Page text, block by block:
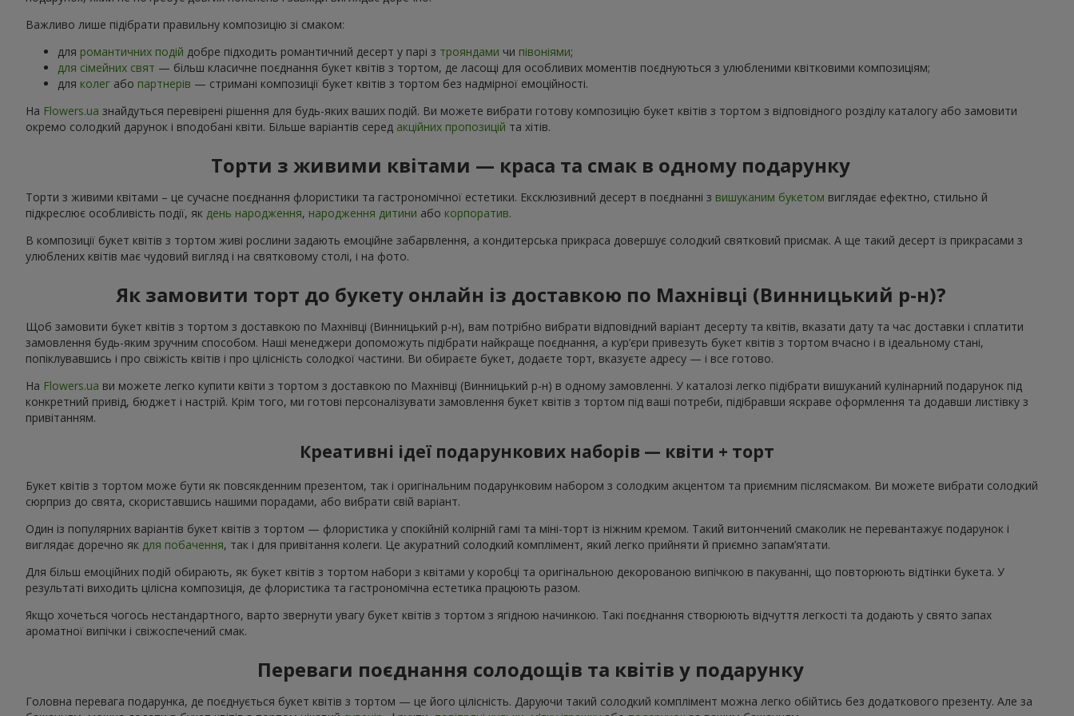
Важливо лише підібрати правильну композицію зі смаком:
для романтичних подій добре підходить романтичний десерт у парі з трояндами чи півоніями;
для сімейних свят — більш класичне поєднання букет квітів з тортом, де ласощі для особливих моментів поєднуються з улюбленими квітковими композиціям;
для колег або партнерів — стримані композиції букет квітів з тортом без надмірної емоційності.
На Flowers.ua знайдуться перевірені рішення для будь-яких ваших подій. Ви можете вибрати готову композицію букет квітів з тортом з відповідного розділу каталогу або замовити
окремо солодкий дарунок і вподобані квіти. Більше варіантів серед акційних пропозицій та хітів.
Торти з живими квітами — краса та смак в одному подарунку
Торти з живими квітами – це сучасне поєднання флористики та гастрономічної естетики. Ексклюзивний десерт в поєднанні з вишуканим букетом виглядає ефектно, стильно й
підкреслює особливість події, як день народження, народження дитини або корпоратив.
В композиції букет квітів з тортом живі рослини задають емоційне забарвлення, а кондитерська прикраса довершує солодкий святковий присмак. А ще такий десерт із прикрасами з
улюблених квітів має чудовий вигляд і на святковому столі, і на фото.
Як замовити торт до букету онлайн із доставкою по Махнівці (Винницький р-н)?
Щоб замовити букет квітів з тортом з доставкою по Махнівці (Винницький р-н), вам потрібно вибрати відповідний варіант десерту та квітів, вказати дату та час доставки і сплатити
замовлення будь-яким зручним способом. Наші менеджери допоможуть підібрати найкраще поєднання, а кур’єри привезуть букет квітів з тортом вчасно і в ідеальному стані,
попіклувавшись і про свіжість квітів і про цілісність солодкої частини. Ви обираєте букет, додаєте торт, вказуєте адресу — і все готово.
На Flowers.ua ви можете легко купити квіти з тортом з доставкою по Махнівці (Винницький р-н) в одному замовленні. У каталозі легко підібрати вишуканий кулінарний подарунок під
конкретний привід, бюджет і настрій. Крім того, ми готові персоналізувати замовлення букет квітів з тортом під ваші потреби, підібравши яскраве оформлення та додавши листівку з
привітанням.
Креативні ідеї подарункових наборів — квіти + торт
Букет квітів з тортом може бути як повсякденним презентом, так і оригінальним подарунковим набором з солодким акцентом та приємним післясмаком. Ви можете вибрати солодкий
сюрприз до свята, скориставшись нашими порадами, або вибрати свій варіант.
Один із популярних варіантів букет квітів з тортом — флористика у спокійній колірній гамі та міні-торт із ніжним кремом. Такий витончений смаколик не перевантажує подарунок і
виглядає доречно як для побачення, так і для привітання колеги. Це акуратний солодкий комплімент, який легко прийняти й приємно запам’ятати.
Для більш емоційних подій обирають, як букет квітів з тортом набори з квітами у коробці та оригінальною декорованою випічкою в пакуванні, що повторюють відтінки букета. У
результаті виходить цілісна композиція, де флористика та гастрономічна естетика працюють разом.
Якщо хочеться чогось нестандартного, варто звернути увагу букет квітів з тортом з ягідною начинкою. Такі поєднання створюють відчуття легкості та додають у свято запах
ароматної випічки і свіжоспечений смак.
Переваги поєднання солодощів та квітів у подарунку
Головна перевага подарунка, де поєднується букет квітів з тортом — це його цілісність. Даруючи такий солодкий комплімент можна легко обійтись без додаткового презенту. Але за